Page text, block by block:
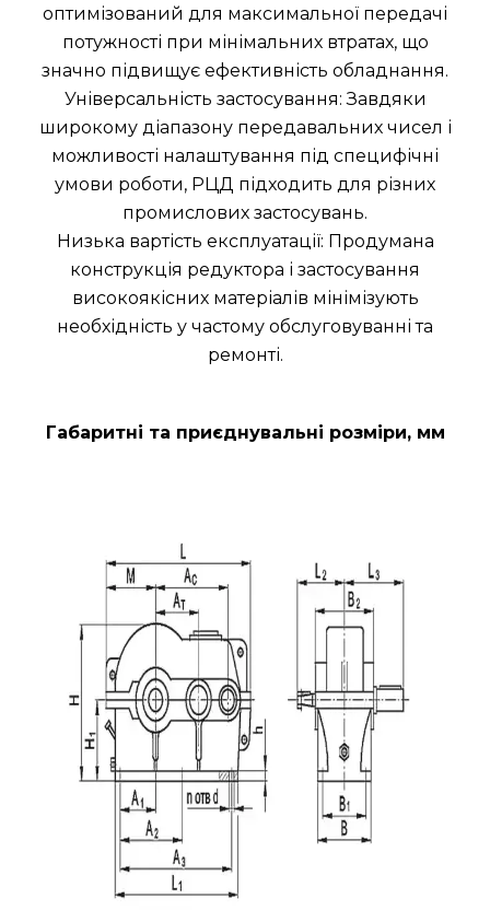
оптимізований для максимальної передачі
потужності при мінімальних втратах, що
значно підвищує ефективність обладнання.
Універсальність застосування: Завдяки
широкому діапазону передавальних чисел і
можливості налаштування під специфічні
умови роботи, РЦД підходить для різних
промислових застосувань.
Низька вартість експлуатації: Продумана
конструкція редуктора і застосування
високоякісних матеріалів мінімізують
необхідність у частому обслуговуванні та
ремонті.
Габаритні та приєднувальні розміри, мм